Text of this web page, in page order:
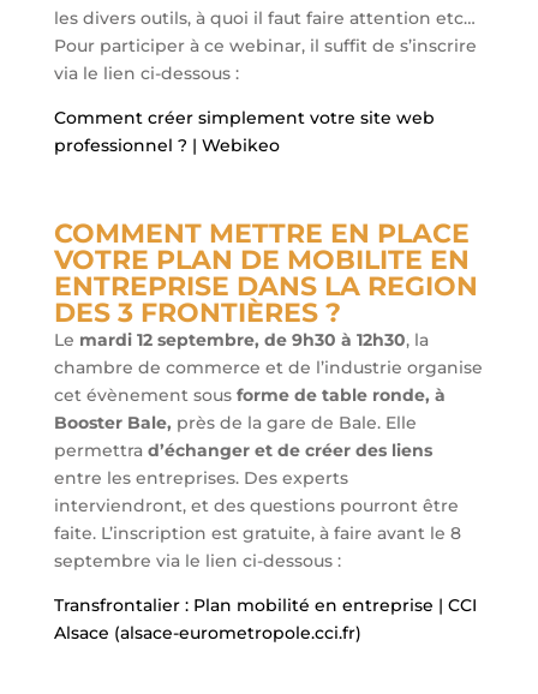
les divers outils, à quoi il faut faire attention etc…
Pour participer à ce webinar, il suffit de s’inscrire
via le lien ci-dessous :
Comment créer simplement votre site web
professionnel ? | Webikeo
COMMENT METTRE EN PLACE
VOTRE PLAN DE MOBILITE EN
ENTREPRISE DANS LA REGION
DES 3 FRONTIÈRES ?
Le mardi 12 septembre, de 9h30 à 12h30, la
chambre de commerce et de l’industrie organise
cet évènement sousforme de table ronde, à
Booster Bale, près de la gare de Bale. Elle
permettra d’échanger et de créer des liens
entre les entreprises. Des experts
interviendront, et des questions pourront être
faite. L’inscription est gratuite, à faire avant le 8
septembre via le lien ci-dessous :
Transfrontalier : Plan mobilité en entreprise | CCI
Alsace (alsace-eurometropole.cci.fr)